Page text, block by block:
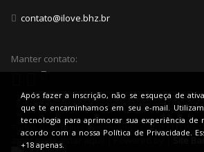
contato@ilove.bhz.br
Manter contato:
Todos os Direitos Reservados © 2022 I
amor pode estar aqui! | Powered by |
Site
Após fazer a inscrição, não se esqueça de
que te encaminhamos em seu e-mail.
tecnologia para aprimorar sua experiência de
acordo com a nossa Política de Privacidade.
+18 apenas.